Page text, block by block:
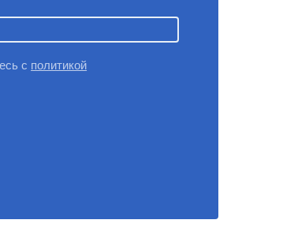
с политикой